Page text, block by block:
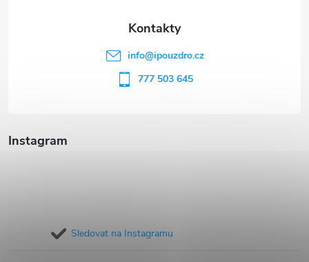
Instagram
Sledovat na Instagramu
info@ipouzdro.cz
777 503 645